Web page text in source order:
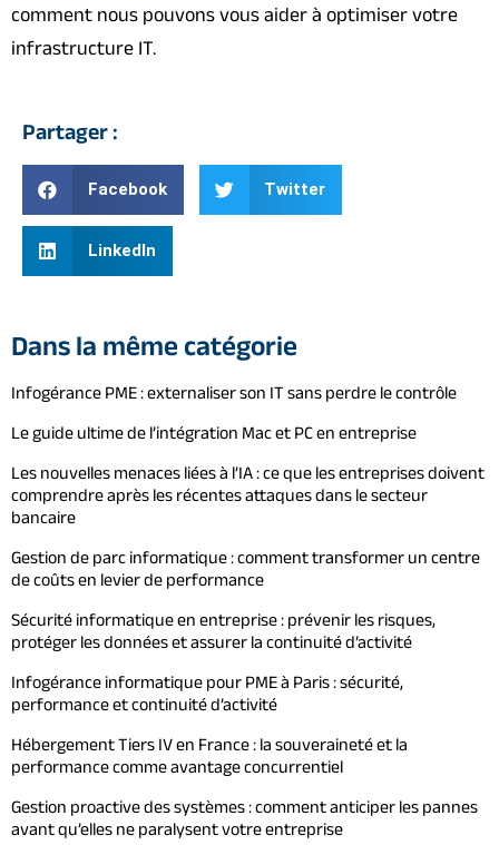
comment nous pouvons vous aider à optimiser votre
infrastructure IT.
Partager :
Facebook Twitter
LinkedIn
Dans la même catégorie
Infogérance PME : externaliser son IT sans perdre le contrôle
Le guide ultime de l’intégration Mac et PC en entreprise
Les nouvelles menaces liées à l’IA : ce que les entreprises doivent
comprendre après les récentes attaques dans le secteur
bancaire
Gestion de parc informatique : comment transformer un centre
de coûts en levier de performance
Sécurité informatique en entreprise : prévenir les risques,
protéger les données et assurer la continuité d’activité
Infogérance informatique pour PME à Paris : sécurité,
performance et continuité d’activité
Hébergement Tiers IV en France : la souveraineté et la
performance comme avantage concurrentiel
Gestion proactive des systèmes : comment anticiper les pannes
avant qu’elles ne paralysent votre entreprise